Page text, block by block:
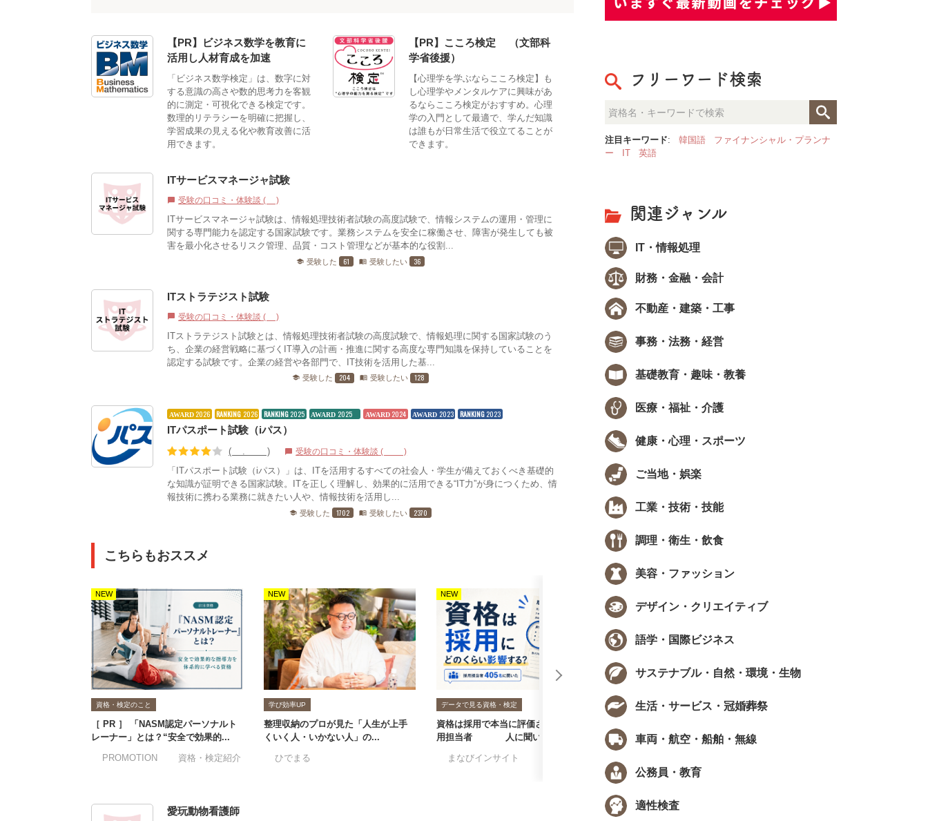
【PR】ビジネス数学を教育に
活用し人材育成を加速
「ビジネス数学検定」は、数字に対
する意識の高さや数的思考力を客観
的に測定・可視化できる検定です。
数理的リテラシーを明確に把握し、
学習成果の見える化や教育改善に活
用できます。
【PR】こころ検定®（文部科
学省後援）
【心理学を学ぶならこころ検定】も
し心理学やメンタルケアに興味があ
るならこころ検定がおすすめ。心理
学の入門として最適で、学んだ知識
は誰もが日常生活で役立てることが
できます。
ITサービスマネージャ試験
chat_bubble 受験の口コミ・体験談 (0)
ITサービスマネージャ試験は、情報処理技術者試験の高度試験で、情報システムの運用・管理に
関する専門能力を認定する国家試験です。業務システムを安全に稼働させ、障害が発生しても被
害を最小化させるリスク管理、品質・コスト管理などが基本的な役割...
school 受験した 61 menu_book 受験したい 36
ITストラテジスト試験
chat_bubble 受験の口コミ・体験談 (0)
ITストラテジスト試験とは、情報処理技術者試験の高度試験で、情報処理に関する国家試験のう
ち、企業の経営戦略に基づくIT導入の計画・推進に関する高度な専門知識を保持していることを
認定する試験です。企業の経営や各部門で、IT技術を活用した基...
school 受験した 204 menu_book 受験したい 128
AWARD 2026 RANKING 2026 RANKING 2025 AWARD 2025 AWARD 2024 AWARD 2023 RANKING 2023
ITパスポート試験（iパス）
(4.04) chat_bubble 受験の口コミ・体験談 (21)
「ITパスポート試験（iパス）」は、ITを活用するすべての社会人・学生が備えておくべき基礎的
な知識が証明できる国家試験。ITを正しく理解し、効果的に活用できる“IT力”が身につくため、情
報技術に携わる業務に就きたい人や、情報技術を活用し...
school 受験した 1702 menu_book 受験したい 2370
こちらもおススメ
NEW
資格・検定のこと
［ PR ］ 「NASM認定パーソナルト
レーナー」とは？“安全で効果的...
#PROMOTION
#資格・検定紹介
NEW
学び効率UP
整理収納のプロが見た「人生が上手
くいく人・いかない人」の...
#ひでまる
NEW
データで見る資格・検定
資格は採用で本当に評価される？採
用担当者405人に聞いた...
#まなびインサイト
データで見る資格・検定
者405人に聞いた、資格...
愛玩動物看護師
フリーワード検索
注目キーワード: 韓国語
ファイナンシャル・プランナ
ー
IT 英語
関連ジャンル
IT・情報処理
財務・金融・会計
不動産・建築・工事
事務・法務・経営
基礎教育・趣味・教養
医療・福祉・介護
健康・心理・スポーツ
ご当地・娯楽
工業・技術・技能
調理・衛生・飲食
美容・ファッション
デザイン・クリエイティブ
語学・国際ビジネス
サステナブル・自然・環境・生物
生活・サービス・冠婚葬祭
車両・航空・船舶・無線
公務員・教育
適性検査